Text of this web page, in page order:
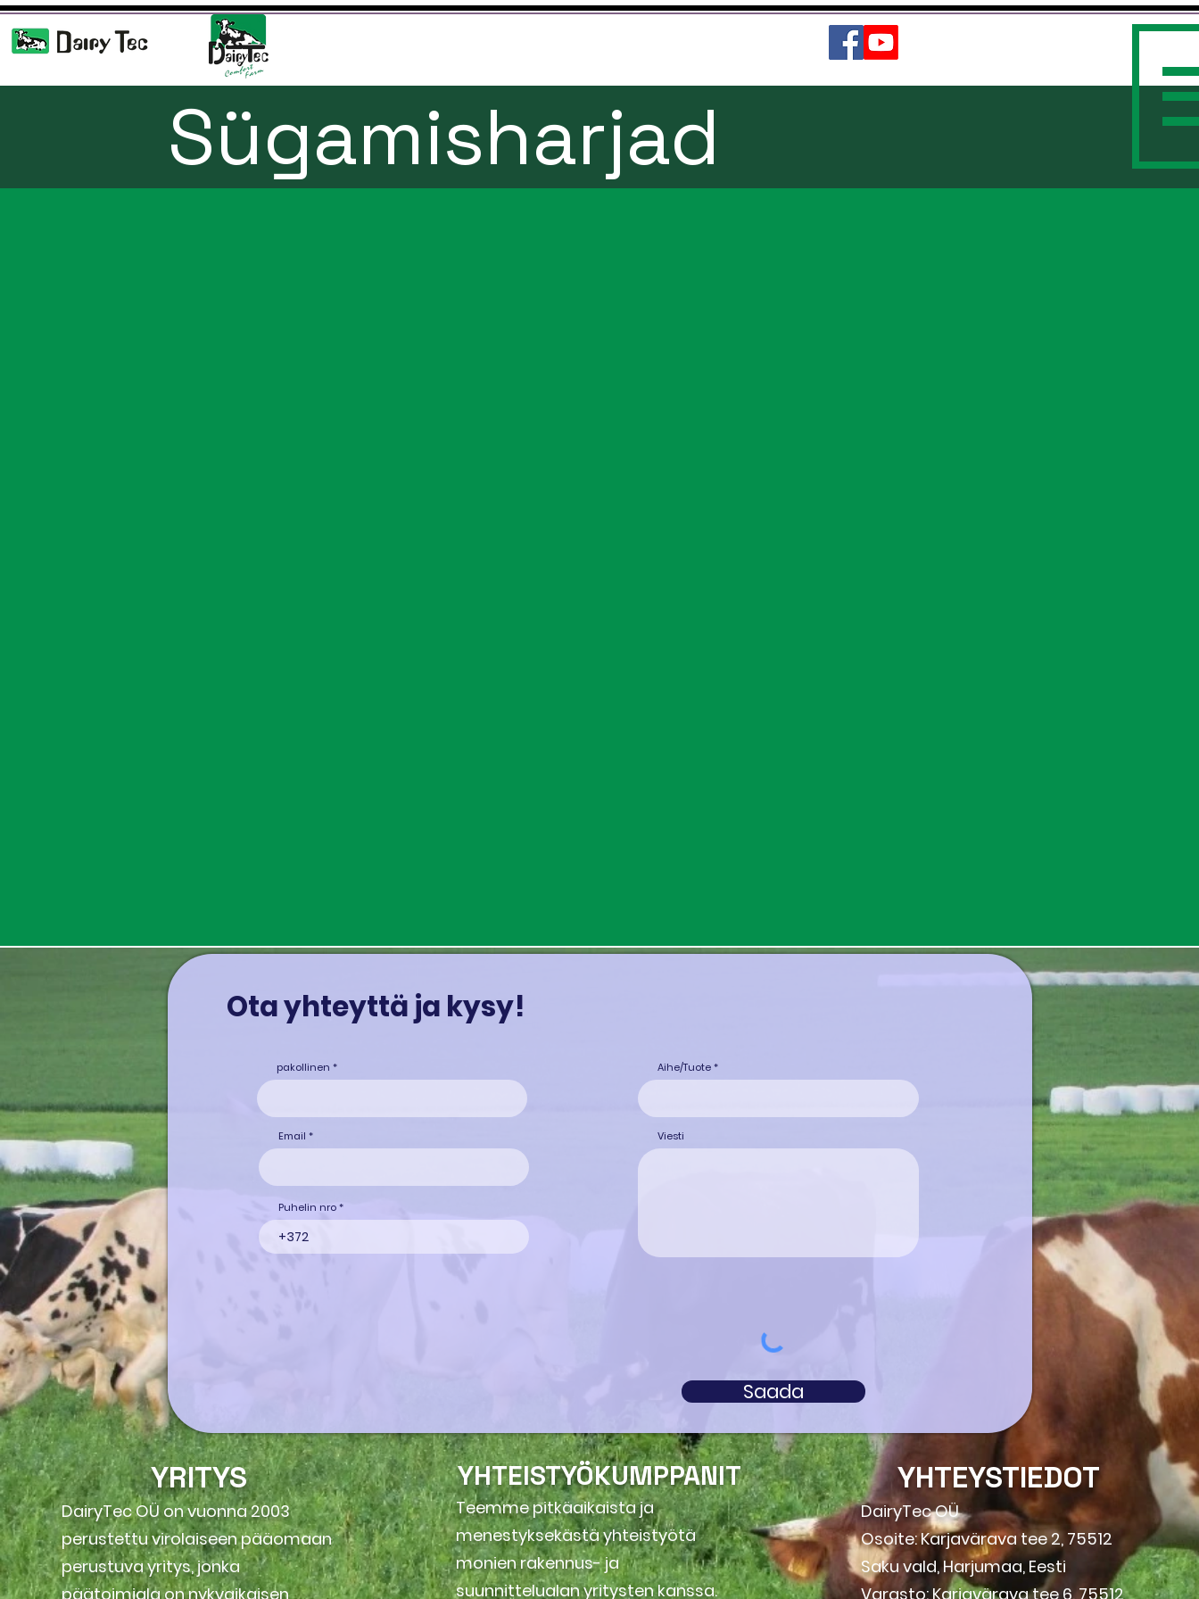
Sügamisharjad
Ota yhteyttä ja kysy!
pakollinen
Email
Puhelin nro
Aihe/Tuote
Viesti
Saada
YRITYS
DairyTec OÜ on vuonna 2003
perustettu virolaiseen pääomaan
perustuva yritys, jonka
päätoimiala on nykyaikaisen
YHTEISTYÖKUMPPANIT
Teemme pitkäaikaista ja
menestyksekästä yhteistyötä
monien rakennus- ja
suunnittelualan yritysten kanssa.
YHTEYSTIEDOT
DairyTec OÜ
Osoite: Karjavärava tee 2, 75512
Saku vald, Harjumaa, Eesti
Varasto: Karjavärava tee 6, 75512